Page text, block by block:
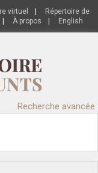
virtuel
Répertoire de
À propos English
Recherche avancée